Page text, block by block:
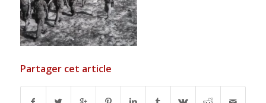
Partager cet article